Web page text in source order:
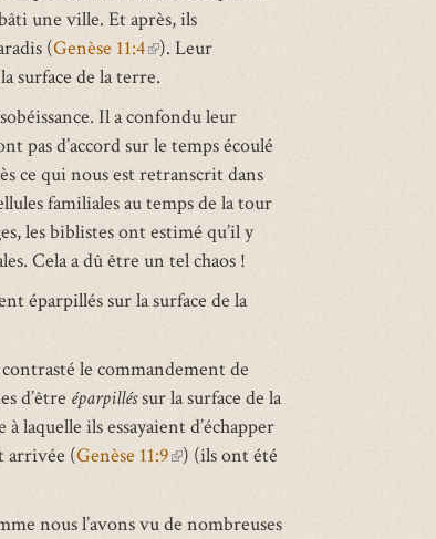
une ville. Et après, ils
(Genèse 11:4(link
is
external)
). Leur
surface de la terre.
Il a confondu leur
pas d’accord sur le temps écoulé
ce qui nous est retranscrit dans
familiales au temps de la tour
les biblistes ont estimé qu’il y
Cela a dû être un tel chaos !
éparpillés sur la surface de la
le commandement de
d’être éparpilléssur la surface de la
laquelle ils essayaient d’échapper
arrivée (Genèse 11:9(link
external)
) (ils ont été
nous l’avons vu de nombreuses